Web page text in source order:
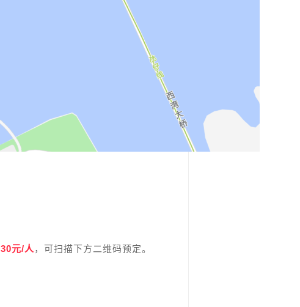
30元/人 ，可扫描下方二维码预定。